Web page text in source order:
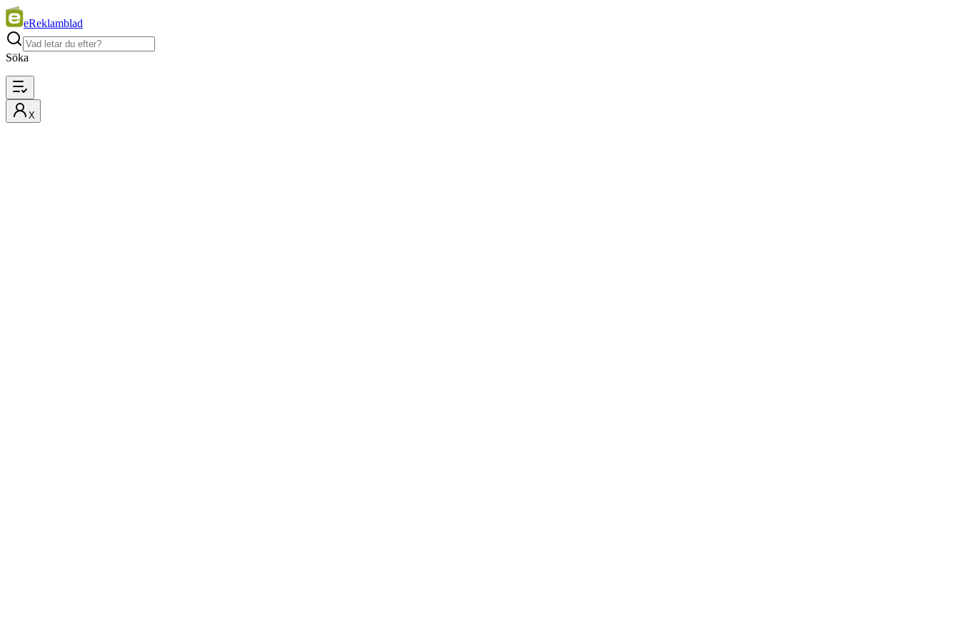
eReklamblad
Söka
X